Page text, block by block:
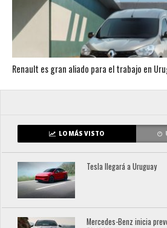
Renault es gran aliado para el trabajo en
LO MÁS VISTO
Tesla llegará a Uruguay
Mercedes-Benz inicia